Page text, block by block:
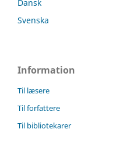
Dansk
Svenska
Information
Til læsere
Til forfattere
Til bibliotekarer